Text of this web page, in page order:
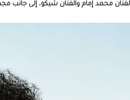
محمد إمام والفنان شيكو، إلى جانب